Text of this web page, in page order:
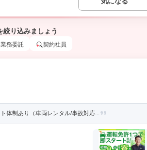
絞り込みましょう
業務委託 契約社員
体制あり（車両レンタル/事故対応...